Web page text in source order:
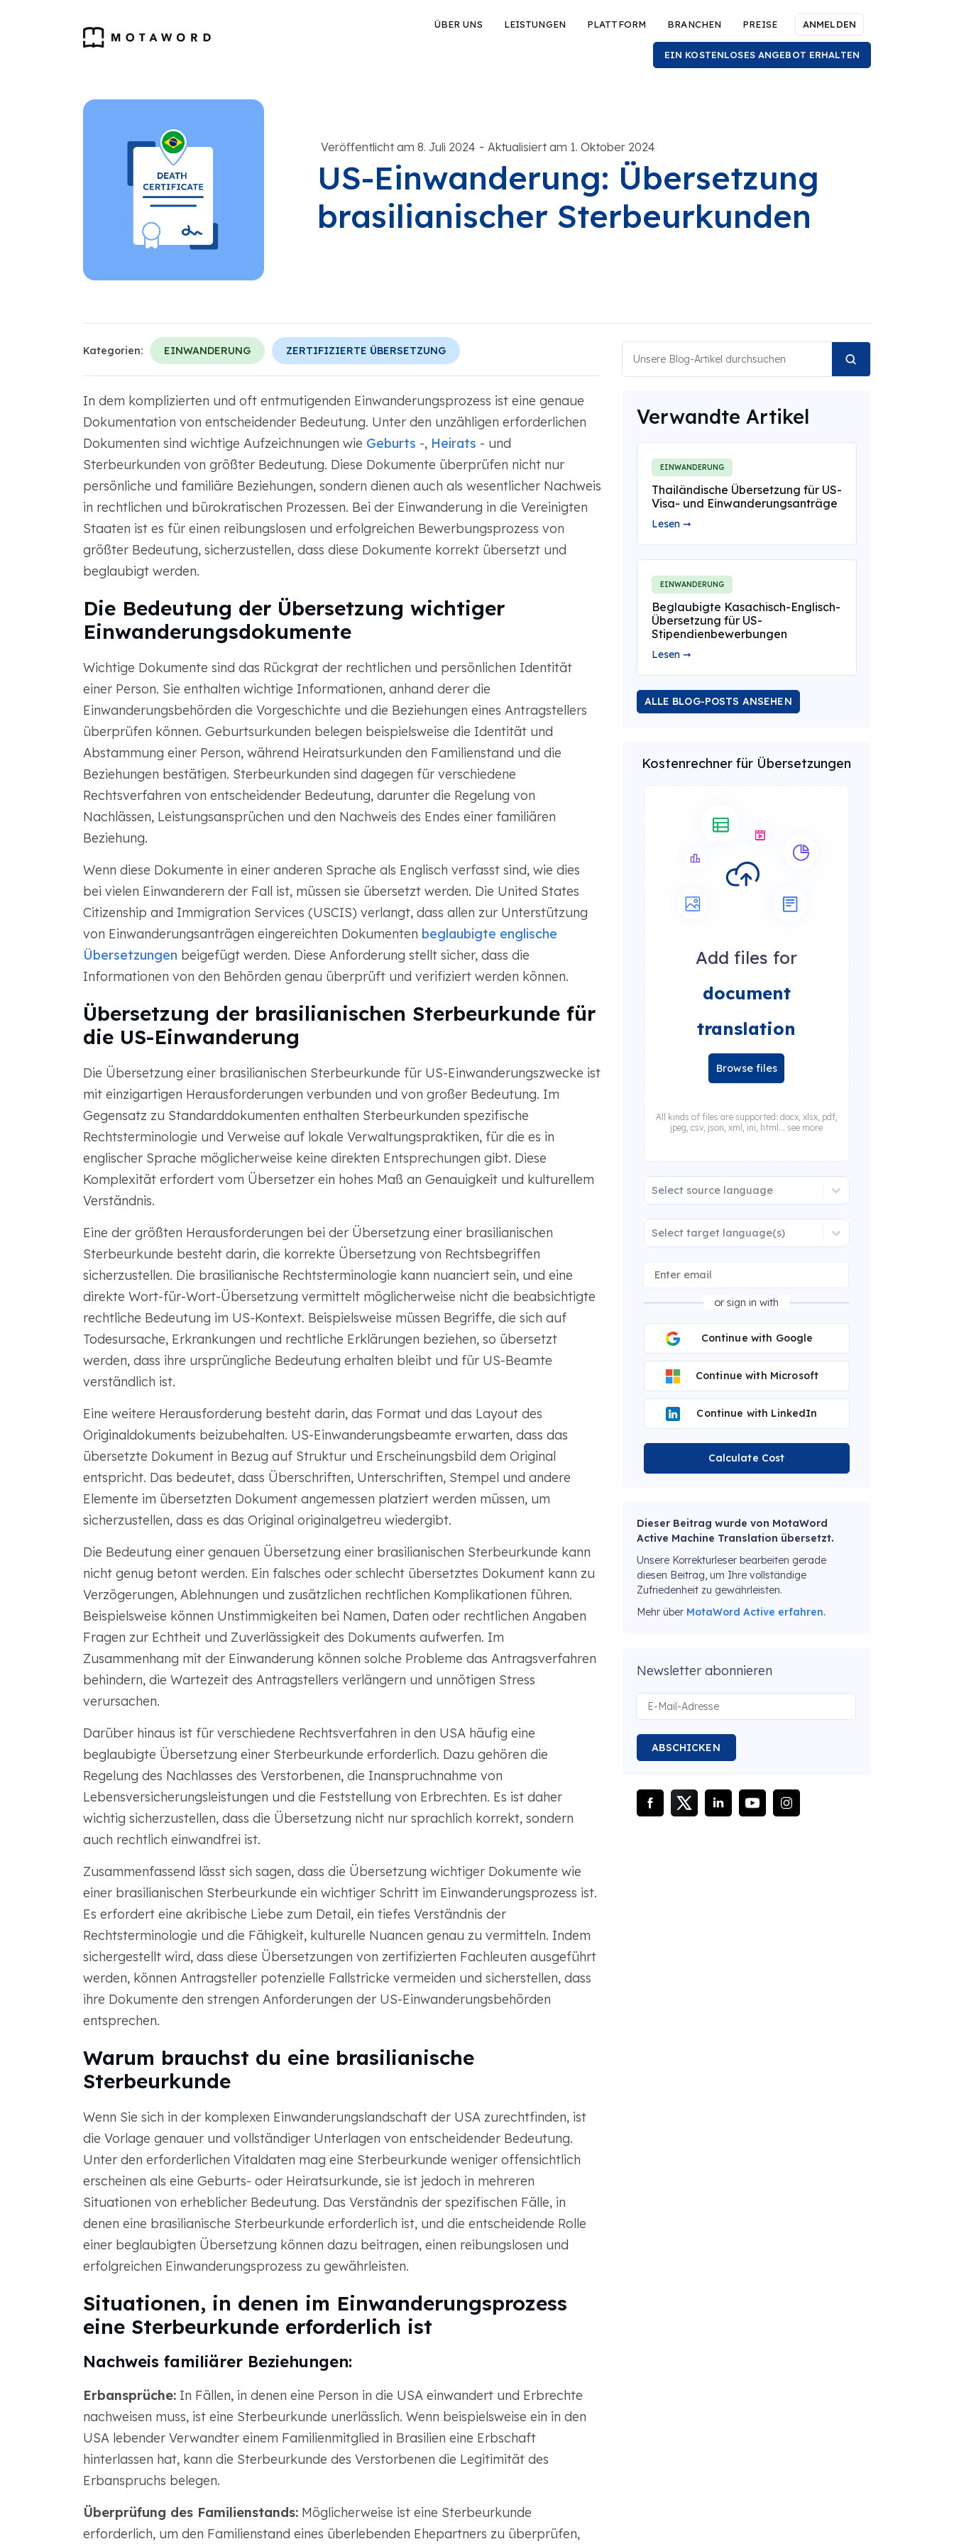
ÜBER UNS LEISTUNGEN PLATTFORM BRANCHEN PREISE ANMELDEN
EIN KOSTENLOSES ANGEBOT ERHALTEN
Veröffentlicht am 8. Juli 2024 - Aktualisiert am 1. Oktober 2024
US-Einwanderung: Übersetzung
brasilianischer Sterbeurkunden
Kategorien: EINWANDERUNG ZERTIFIZIERTE ÜBERSETZUNG
In dem komplizierten und oft entmutigenden Einwanderungsprozess ist eine genaue
Dokumentation von entscheidender Bedeutung. Unter den unzähligen erforderlichen
Dokumenten sind wichtige Aufzeichnungen wie Geburts -, Heirats - und
Sterbeurkunden von größter Bedeutung. Diese Dokumente überprüfen nicht nur
persönliche und familiäre Beziehungen, sondern dienen auch als wesentlicher Nachweis
in rechtlichen und bürokratischen Prozessen. Bei der Einwanderung in die Vereinigten
Staaten ist es für einen reibungslosen und erfolgreichen Bewerbungsprozess von
größter Bedeutung, sicherzustellen, dass diese Dokumente korrekt übersetzt und
beglaubigt werden.
Die Bedeutung der Übersetzung wichtiger
Einwanderungsdokumente
Wichtige Dokumente sind das Rückgrat der rechtlichen und persönlichen Identität
einer Person. Sie enthalten wichtige Informationen, anhand derer die
Einwanderungsbehörden die Vorgeschichte und die Beziehungen eines Antragstellers
überprüfen können. Geburtsurkunden belegen beispielsweise die Identität und
Abstammung einer Person, während Heiratsurkunden den Familienstand und die
Beziehungen bestätigen. Sterbeurkunden sind dagegen für verschiedene
Rechtsverfahren von entscheidender Bedeutung, darunter die Regelung von
Nachlässen, Leistungsansprüchen und den Nachweis des Endes einer familiären
Beziehung.
Wenn diese Dokumente in einer anderen Sprache als Englisch verfasst sind, wie dies
bei vielen Einwanderern der Fall ist, müssen sie übersetzt werden. Die United States
Citizenship and Immigration Services (USCIS) verlangt, dass allen zur Unterstützung
von Einwanderungsanträgen eingereichten Dokumenten beglaubigte englische
Übersetzungen beigefügt werden. Diese Anforderung stellt sicher, dass die
Informationen von den Behörden genau überprüft und verifiziert werden können.
Übersetzung der brasilianischen Sterbeurkunde für
die US-Einwanderung
Die Übersetzung einer brasilianischen Sterbeurkunde für US-Einwanderungszwecke ist
mit einzigartigen Herausforderungen verbunden und von großer Bedeutung. Im
Gegensatz zu Standarddokumenten enthalten Sterbeurkunden spezifische
Rechtsterminologie und Verweise auf lokale Verwaltungspraktiken, für die es in
englischer Sprache möglicherweise keine direkten Entsprechungen gibt. Diese
Komplexität erfordert vom Übersetzer ein hohes Maß an Genauigkeit und kulturellem
Verständnis.
Eine der größten Herausforderungen bei der Übersetzung einer brasilianischen
Sterbeurkunde besteht darin, die korrekte Übersetzung von Rechtsbegriffen
sicherzustellen. Die brasilianische Rechtsterminologie kann nuanciert sein, und eine
direkte Wort-für-Wort-Übersetzung vermittelt möglicherweise nicht die beabsichtigte
rechtliche Bedeutung im US-Kontext. Beispielsweise müssen Begriffe, die sich auf
Todesursache, Erkrankungen und rechtliche Erklärungen beziehen, so übersetzt
werden, dass ihre ursprüngliche Bedeutung erhalten bleibt und für US-Beamte
verständlich ist.
Eine weitere Herausforderung besteht darin, das Format und das Layout des
Originaldokuments beizubehalten. US-Einwanderungsbeamte erwarten, dass das
übersetzte Dokument in Bezug auf Struktur und Erscheinungsbild dem Original
entspricht. Das bedeutet, dass Überschriften, Unterschriften, Stempel und andere
Elemente im übersetzten Dokument angemessen platziert werden müssen, um
sicherzustellen, dass es das Original originalgetreu wiedergibt.
Die Bedeutung einer genauen Übersetzung einer brasilianischen Sterbeurkunde kann
nicht genug betont werden. Ein falsches oder schlecht übersetztes Dokument kann zu
Verzögerungen, Ablehnungen und zusätzlichen rechtlichen Komplikationen führen.
Beispielsweise können Unstimmigkeiten bei Namen, Daten oder rechtlichen Angaben
Fragen zur Echtheit und Zuverlässigkeit des Dokuments aufwerfen. Im
Zusammenhang mit der Einwanderung können solche Probleme das Antragsverfahren
behindern, die Wartezeit des Antragstellers verlängern und unnötigen Stress
verursachen.
Darüber hinaus ist für verschiedene Rechtsverfahren in den USA häufig eine
beglaubigte Übersetzung einer Sterbeurkunde erforderlich. Dazu gehören die
Regelung des Nachlasses des Verstorbenen, die Inanspruchnahme von
Lebensversicherungsleistungen und die Feststellung von Erbrechten. Es ist daher
wichtig sicherzustellen, dass die Übersetzung nicht nur sprachlich korrekt, sondern
auch rechtlich einwandfrei ist.
Zusammenfassend lässt sich sagen, dass die Übersetzung wichtiger Dokumente wie
einer brasilianischen Sterbeurkunde ein wichtiger Schritt im Einwanderungsprozess ist.
Es erfordert eine akribische Liebe zum Detail, ein tiefes Verständnis der
Rechtsterminologie und die Fähigkeit, kulturelle Nuancen genau zu vermitteln. Indem
sichergestellt wird, dass diese Übersetzungen von zertifizierten Fachleuten ausgeführt
werden, können Antragsteller potenzielle Fallstricke vermeiden und sicherstellen, dass
ihre Dokumente den strengen Anforderungen der US-Einwanderungsbehörden
entsprechen.
Warum brauchst du eine brasilianische
Sterbeurkunde
Wenn Sie sich in der komplexen Einwanderungslandschaft der USA zurechtfinden, ist
die Vorlage genauer und vollständiger Unterlagen von entscheidender Bedeutung.
Unter den erforderlichen Vitaldaten mag eine Sterbeurkunde weniger offensichtlich
erscheinen als eine Geburts- oder Heiratsurkunde, sie ist jedoch in mehreren
Situationen von erheblicher Bedeutung. Das Verständnis der spezifischen Fälle, in
denen eine brasilianische Sterbeurkunde erforderlich ist, und die entscheidende Rolle
einer beglaubigten Übersetzung können dazu beitragen, einen reibungslosen und
erfolgreichen Einwanderungsprozess zu gewährleisten.
Situationen, in denen im Einwanderungsprozess
eine Sterbeurkunde erforderlich ist
Nachweis familiärer Beziehungen:
Erbansprüche:In Fällen, in denen eine Person in die USA einwandert und Erbrechte
nachweisen muss, ist eine Sterbeurkunde unerlässlich. Wenn beispielsweise ein in den
USA lebender Verwandter einem Familienmitglied in Brasilien eine Erbschaft
hinterlassen hat, kann die Sterbeurkunde des Verstorbenen die Legitimität des
Erbanspruchs belegen.
Überprüfung des Familienstands:Möglicherweise ist eine Sterbeurkunde
erforderlich, um den Familienstand eines überlebenden Ehepartners zu überprüfen,
Verwandte Artikel
EINWANDERUNG
Thailändische Übersetzung für US-
Visa- und Einwanderungsanträge
Lesen ➞
EINWANDERUNG
Beglaubigte Kasachisch-Englisch-
Übersetzung für US-
Stipendienbewerbungen
Lesen ➞
ALLE BLOG-POSTS ANSEHEN
Kostenrechner für Übersetzungen
Add files for
document
translation
Browse files
All kinds of files are supported: docx, xlsx, pdf,
jpeg, csv, json, xml, ini, html... see more
Select source language
Select target language(s)
or sign in with
Continue with Google
Continue with Microsoft
Continue with LinkedIn
Calculate Cost
Dieser Beitrag wurde von MotaWord
Active Machine Translation übersetzt.
Unsere Korrekturleser bearbeiten gerade
diesen Beitrag, um Ihre vollständige
Zufriedenheit zu gewährleisten.
Mehr über MotaWord Active erfahren.
Newsletter abonnieren
ABSCHICKEN